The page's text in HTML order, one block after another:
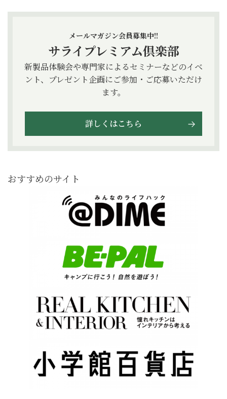
メールマガジン会員募集中!!
サライプレミアム倶楽部
新製品体験会や専門家によるセミナーなどのイベ
ント、プレゼント企画にご参加・ご応募いただけ
ます。
詳しくはこちら
おすすめのサイト